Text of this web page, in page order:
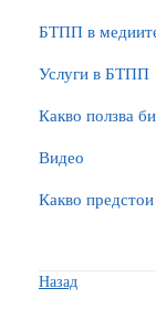
БTПП в
Услуги в БТПП
Какво ползва
Видео
Какво предстои
Назад